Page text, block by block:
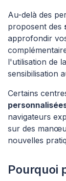
Au-delà des
proposent des
approfondir
l'utilisation de
sensibilisation
Certains
navigateurs
sur des
nouvelles
Pourquoi